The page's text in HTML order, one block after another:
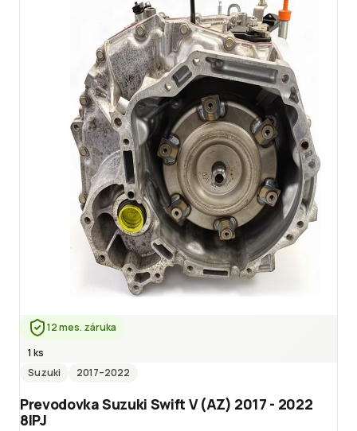
12 mes. záruka
1 ks
Suzuki
2017–2022
Prevodovka Suzuki Swift V (AZ) 2017 - 2022
8IPJ